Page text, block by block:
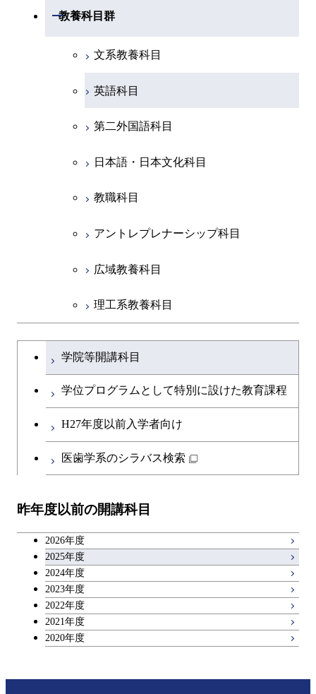
共通専門科目
共通専門科目
融合理工学系
初年次専門科目
創造プロセス科目
共通専門科目
工学院，物質理工学院，環境・社会
教養科目群
開閉
文系教養科目
英語科目
第二外国語科目
日本語・日本文化科目
教職科目
アントレプレナーシップ科目
広域教養科目
理工系教養科目
学士課程を切り替える
学院等開講科目
学位プログラムとして特別に設けた教育課程
H27年度以前入学者向け
医歯学系のシラバス検索
昨年度以前の開講科目
2026年度
2025年度
2024年度
2023年度
2022年度
2021年度
2020年度